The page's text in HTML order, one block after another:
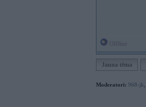
Jauna tēma
Moderatori: 968-jk